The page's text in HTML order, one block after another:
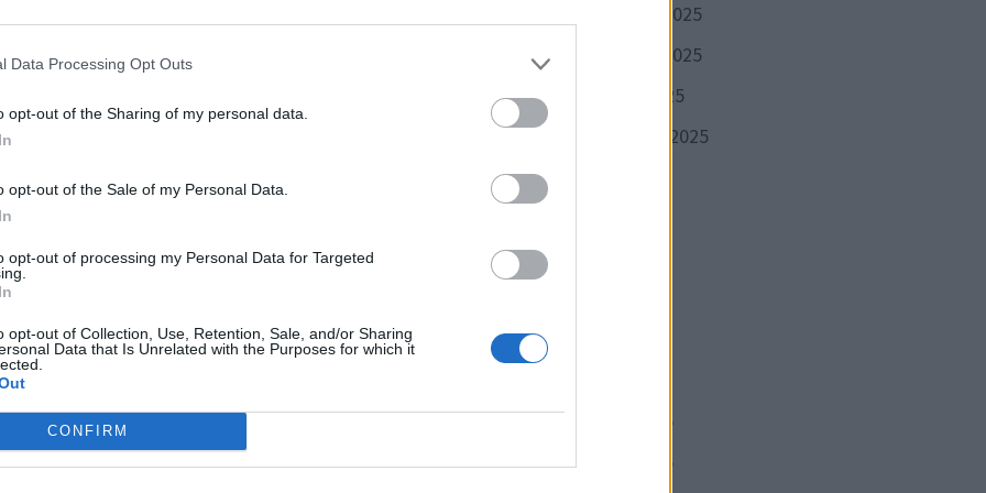
Data Processing Opt Outs
opt-out of the Sharing of my personal data.
opt-out of the Sale of my Personal Data.
opt-out of processing my Personal Data for Targeted
opt-out of Collection, Use, Retention, Sale, and/or Sharing
Data that Is Unrelated with the Purposes for which it
CONFIRM
des Bleus et animer l’émission Téléfoot tout au long de la
Selon le Parisien, l’ancien champion du monde
n’a pas mis en difficulté leur collaboration, tous
Leurs revenus restent moins connus, et il est
décembre 2025
novembre 2025
octobre 2025
septembre 2025
février 2025
janvier 2025